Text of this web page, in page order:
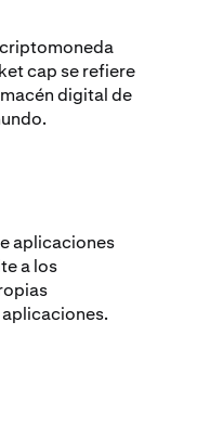
cap se refiere
digital de
aplicaciones
a los